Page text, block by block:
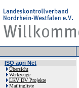
ISO agri Net
Übersicht
Werkzeuge
LKV DV Projekte
Mailingliste